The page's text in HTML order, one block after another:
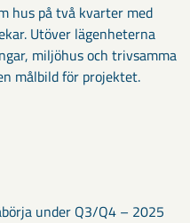
hus på två kvarter med
Utöver lägenheterna
miljöhus och trivsamma
målbild för projektet.
under Q3/Q4 – 2025